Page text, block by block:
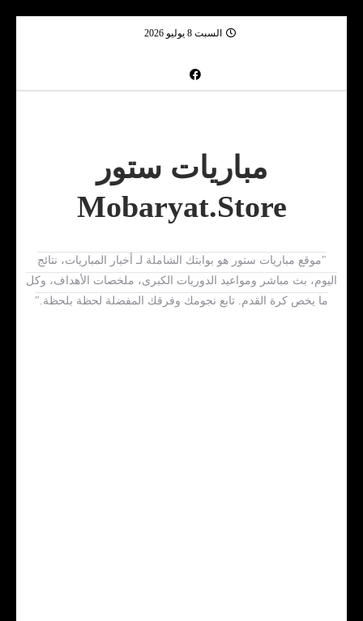
السبت 8 يوليو 2026
مباريات ستور
Mobaryat.Store
"موقع مباريات ستور هو بوابتك الشاملة لـ أخبار المباريات، نتائج
اليوم، بث مباشر ومواعيد الدوريات الكبرى، ملخصات الأهداف، وكل
ما يخص كرة القدم. تابع نجومك وفرقك المفضلة لحظة بلحظة."